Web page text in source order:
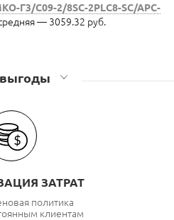
Г3/С09-2/8SC-2PLC8-SC/APC-
— 3059.32 руб.
ЗАТРАТ
политика
клиентам